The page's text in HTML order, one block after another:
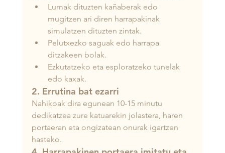
Lumak dituzten kañaberak edo
mugitzen ari diren harrapakinak
simulatzen dituzten zintak.
Pelutxezko saguak edo harrapa
ditzakeen bolak.
Ezkutatzeko eta esploratzeko tunelak
edo kaxak.
2. Errutina bat ezarri
Nahikoak dira egunean 10-15 minutu
dedikatzea zure katuarekin jolastera, haren
portaeran eta ongizatean onurak igartzen
hasteko.